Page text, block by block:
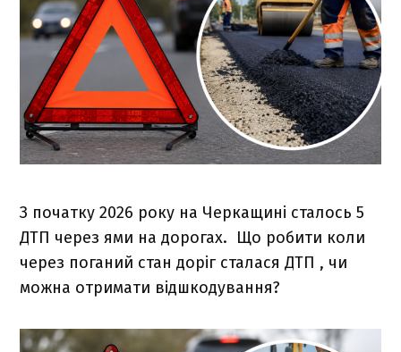
З початку 2026 року на Черкащині сталось 5
ДТП через ями на дорогах. Що робити коли
через поганий стан доріг сталася ДТП , чи
можна отримати відшкодування?